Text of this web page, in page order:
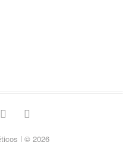
youtube
| © 2026